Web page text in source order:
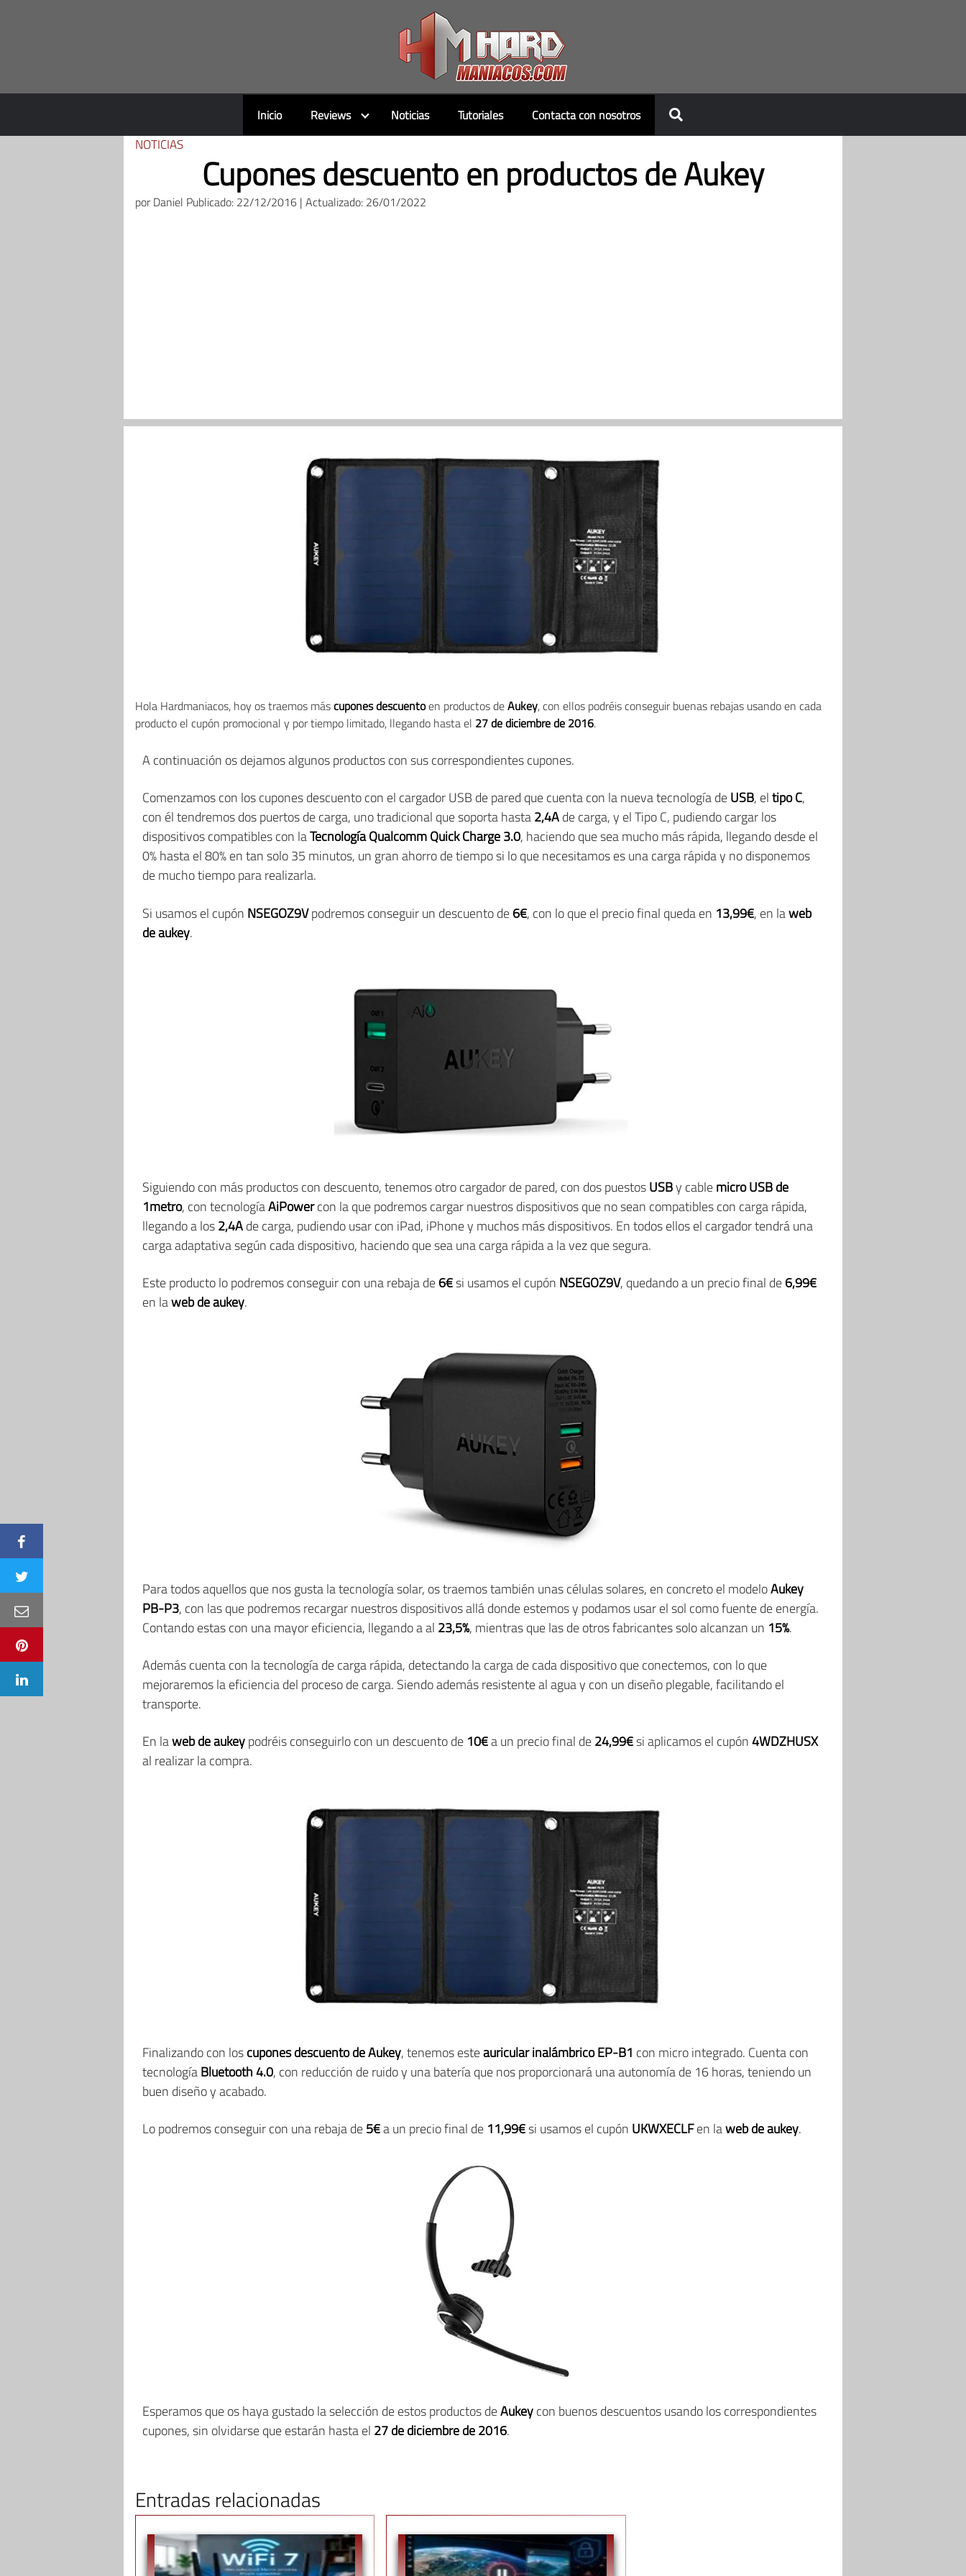
Inicio Reviews Noticias Tutoriales Contacta con nosotros
NOTICIAS
Cupones descuento en productos de Aukey
porDaniel Publicado: 22/12/2016 | Actualizado: 26/01/2022
Hola Hardmaniacos, hoy os traemos máscupones descuentoen productos deAukey, con ellos podréis conseguir buenas rebajas usando en cada
producto el cupón promocional y por tiempo limitado, llegando hasta el 27 de diciembre de 2016.
A continuación os dejamos algunos productos con sus correspondientes cupones.
Comenzamos con los cupones descuento con el cargador USB de pared que cuenta con la nueva tecnología deUSB, eltipo C,
con él tendremos dos puertos de carga, uno tradicional que soporta hasta2,4Ade carga, y el Tipo C, pudiendo cargar los
dispositivos compatibles con laTecnología Qualcomm Quick Charge 3.0, haciendo que sea mucho más rápida, llegando desde el
0% hasta el 80% en tan solo 35 minutos, un gran ahorro de tiempo si lo que necesitamos es una carga rápida y no disponemos
de mucho tiempo para realizarla.
Si usamos el cupón NSEGOZ9Vpodremos conseguir un descuento de6€, con lo que el precio final queda en 13,99€, en laweb
de aukey.
Siguiendo con más productos con descuento, tenemos otro cargador de pared, con dos puestosUSBy cablemicro USB de
1metro, con tecnologíaAiPowercon la que podremos cargar nuestros dispositivos que no sean compatibles con carga rápida,
llegando a los2,4Ade carga, pudiendo usar con iPad, iPhone y muchos más dispositivos. En todos ellos el cargador tendrá una
carga adaptativa según cada dispositivo, haciendo que sea una carga rápida a la vez que segura.
Este producto lo podremos conseguir con una rebaja de6€si usamos el cupón NSEGOZ9V, quedando a un precio final de6,99€
en laweb de aukey.
Para todos aquellos que nos gusta la tecnología solar, os traemos también unas células solares, en concreto el modeloAukey
PB-P3, con las que podremos recargar nuestros dispositivos allá donde estemos y podamos usar el sol como fuente de energía.
Contando estas con una mayor eficiencia, llegando a al 23,5%, mientras que las de otros fabricantes solo alcanzan un 15%.
Además cuenta con la tecnología de carga rápida, detectando la carga de cada dispositivo que conectemos, con lo que
mejoraremos la eficiencia del proceso de carga. Siendo además resistente al agua y con un diseño plegable, facilitando el
transporte.
En laweb de aukeypodréis conseguirlo con un descuento de 10€a un precio final de24,99€si aplicamos el cupón4WDZHUSX
al realizar la compra.
Finalizando con loscupones descuento de Aukey, tenemos esteauricular inalámbrico EP-B1 con micro integrado. Cuenta con
tecnologíaBluetooth 4.0, con reducción de ruido y una batería que nos proporcionará una autonomía de 16 horas, teniendo un
buen diseño y acabado.
Lo podremos conseguir con una rebaja de5€a un precio final de 11,99€si usamos el cupón UKWXECLFen laweb de aukey.
Esperamos que os haya gustado la selección de estos productos deAukeycon buenos descuentos usando los correspondientes
cupones, sin olvidarse que estarán hasta el 27 de diciembre de 2016.
Entradas relacionadas